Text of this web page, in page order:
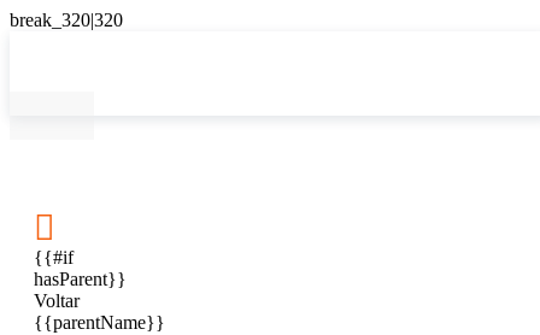

{{#if
hasParent}}
Voltar
{{parentName}}